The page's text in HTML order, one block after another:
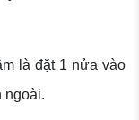
là đặt 1 nửa vào
ngoài.